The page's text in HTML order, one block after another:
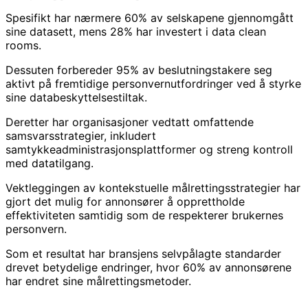
Spesifikt har nærmere 60% av selskapene gjennomgått
sine datasett, mens 28% har investert i data clean
rooms.
Dessuten forbereder 95% av beslutningstakere seg
aktivt på fremtidige personvernutfordringer ved å styrke
sine databeskyttelsestiltak.
Deretter har organisasjoner vedtatt omfattende
samsvarsstrategier, inkludert
samtykkeadministrasjonsplattformer og streng kontroll
med datatilgang.
Vektleggingen av kontekstuelle målrettingsstrategier har
gjort det mulig for annonsører å opprettholde
effektiviteten samtidig som de respekterer brukernes
personvern.
Som et resultat har bransjens selvpålagte standarder
drevet betydelige endringer, hvor 60% av annonsørene
har endret sine målrettingsmetoder.